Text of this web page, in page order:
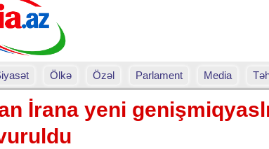
Ölkə Özəl Parlament Media
İrana yeni